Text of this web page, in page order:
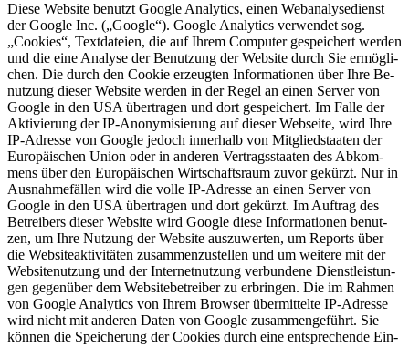
Diese Web­site be­nutzt Goog­le Ana­ly­tics, einen Webana­ly­se­dienst
der Goog­le Inc. („Goog­le“). Goog­le Ana­ly­tics ver­wen­det sog.
„Cook­ies“, Text­da­tei­en, die auf Ihrem Com­pu­ter ge­spei­chert wer­den
und die eine Ana­ly­se der Be­nut­zung der Web­site durch Sie er­mög­li­
chen. Die durch den Cook­ie er­zeug­ten In­for­ma­tio­nen über Ihre Be­
nut­zung die­ser Web­site wer­den in der Regel an einen Ser­ver von
Goog­le in den USA über­tra­gen und dort ge­spei­chert. Im Falle der
Ak­ti­vie­rung der IP-An­ony­mi­sie­rung auf die­ser Web­sei­te, wird Ihre
IP-Adres­se von Goog­le je­doch in­ner­halb von Mit­glied­staa­ten der
Eu­ro­päi­schen Union oder in an­de­ren Ver­trags­staa­ten des Ab­kom­
mens über den Eu­ro­päi­schen Wirt­schafts­raum zuvor ge­kürzt. Nur in
Aus­nah­me­fäl­len wird die volle IP-Adres­se an einen Ser­ver von
Goog­le in den USA über­tra­gen und dort ge­kürzt. Im Auf­trag des
Be­trei­bers die­ser Web­site wird Goog­le diese In­for­ma­tio­nen be­nut­
zen, um Ihre Nut­zung der Web­site aus­zu­wer­ten, um Re­ports über
die Web­siteak­ti­vi­tä­ten zu­sam­men­zu­stel­len und um wei­te­re mit der
Web­sitenut­zung und der In­ter­net­nut­zung ver­bun­de­ne Dienst­leis­tun­
gen ge­gen­über dem Web­site­be­trei­ber zu er­brin­gen. Die im Rah­men
von Goog­le Ana­ly­tics von Ihrem Brow­ser über­mit­tel­te IP-Adres­se
wird nicht mit an­de­ren Daten von Goog­le zu­sam­men­ge­führt. Sie
kön­nen die Spei­che­rung der Cook­ies durch eine ent­spre­chen­de Ein­